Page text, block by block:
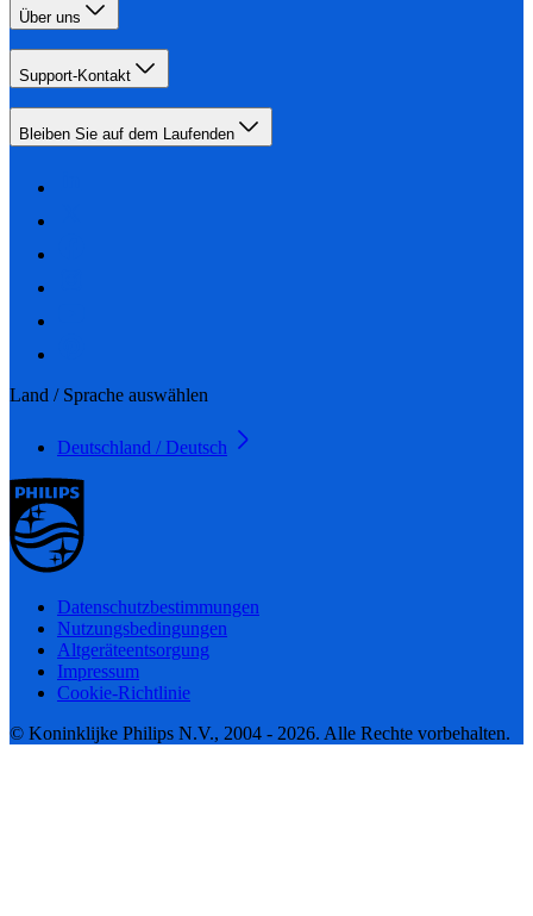
Über uns
Support-Kontakt
Bleiben Sie auf dem Laufenden
Land / Sprache auswählen
Deutschland / Deutsch
Datenschutzbestimmungen
Nutzungsbedingungen
Altgeräteentsorgung
Impressum
Cookie-Richtlinie
© Koninklijke Philips N.V., 2004 - 2026. Alle Rechte vorbehalten.